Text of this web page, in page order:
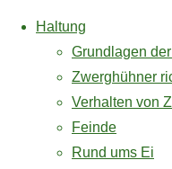
springen
Haltung
Grundlagen
Zwerghühner
Verhalten von
Feinde
Rund ums Ei